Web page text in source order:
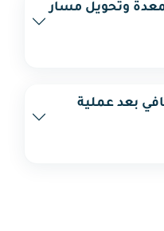
وتحويل مسار
بعد عملية